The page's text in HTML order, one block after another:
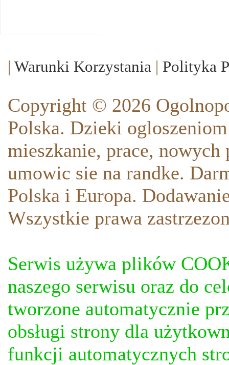
| Warunki Korzystania | Polityka
Copyright © 2026
Polska. Dzieki
mieszkanie, prace,
umowic sie na randke.
Polska i Europa.
Wszystkie prawa
Serwis używa plików
naszego serwisu oraz do
tworzone automatycznie
obsługi strony dla
funkcji automatycznych